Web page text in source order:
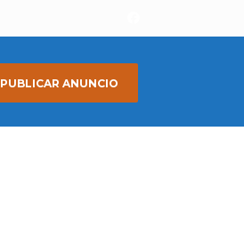
PUBLICAR ANUNCIO